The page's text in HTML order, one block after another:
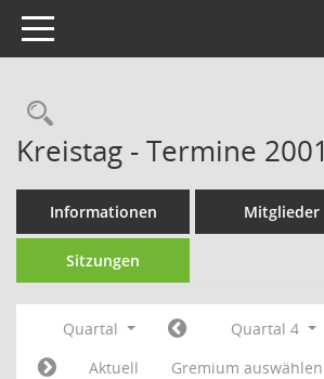
Toggle navigation
Rechercheauswahl
Kreistag - Termine 2001
Informationen Mitglieder
Sitzungen
Quartal Quartal 4
Aktuell
Gremium auswählen